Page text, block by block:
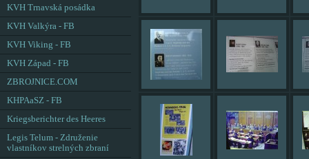
KVH Trnavská posádka
KVH Valkýra - FB
KVH Viking - FB
KVH Západ - FB
ZBROJNICE.COM
KHPAaSZ - FB
Kriegsberichter des Heeres
Legis Telum - Združenie
vlastníkov strelných zbraní